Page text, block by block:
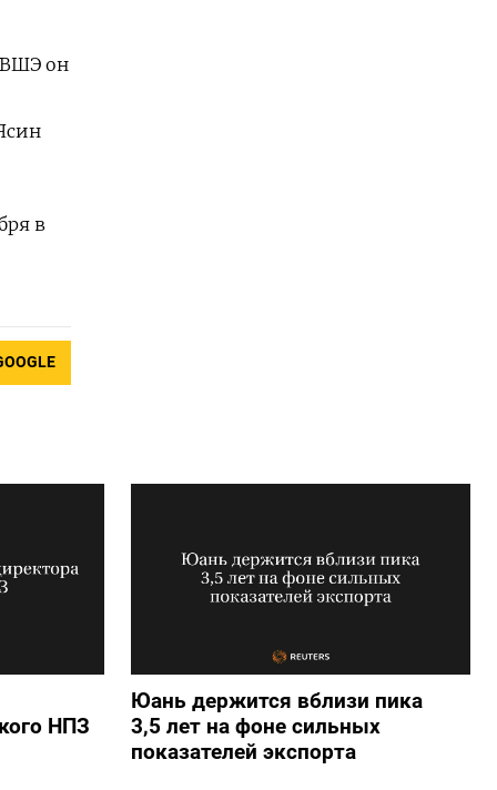
ВШЭ он
в
НПЗ
Юань держится вблизи пика
3,5 лет на фоне сильных
показателей экспорта